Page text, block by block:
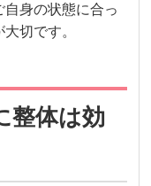
身の状態に合っ
切です。
整体は効